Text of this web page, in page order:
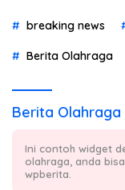
breaking news
Berita Olahraga
Berita Olahraga
Ini contoh widget
olahraga, anda
wpberita.